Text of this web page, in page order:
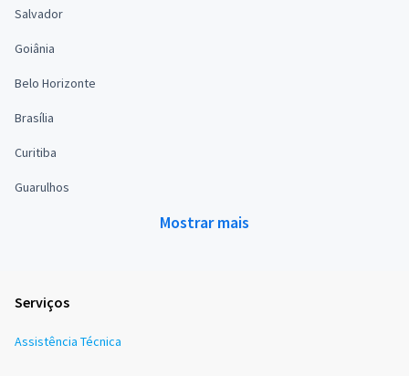
Salvador
Goiânia
Belo Horizonte
Brasília
Curitiba
Guarulhos
Mostrar mais
Serviços
Assistência Técnica